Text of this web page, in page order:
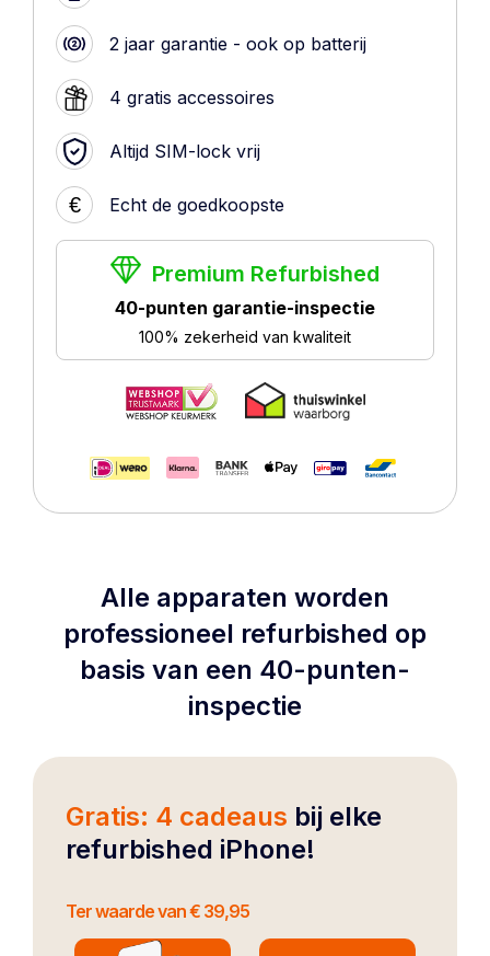
2 jaar garantie - ook op batterij
4 gratis accessoires
Altijd SIM-lock vrij
€ Echt de goedkoopste
Premium Refurbished
40-punten garantie-inspectie
100% zekerheid van kwaliteit
Alle apparaten worden
professioneel refurbished op
basis van een 40-punten-
inspectie
Gratis: 4 cadeaus bij elke
refurbished iPhone!
Ter waarde van € 39,95